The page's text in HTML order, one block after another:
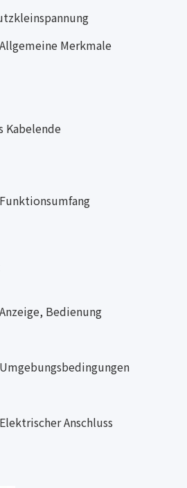
Merkmale
Kabelende
Bedienung
Anschluss